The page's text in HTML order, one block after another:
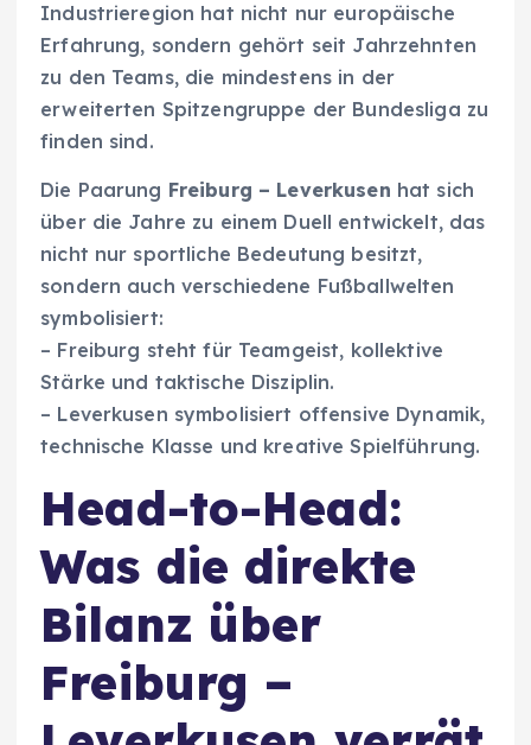
Industrieregion hat nicht nur europäische
Erfahrung, sondern gehört seit Jahrzehnten
zu den Teams, die mindestens in der
erweiterten Spitzengruppe der Bundesliga zu
finden sind.
Die Paarung Freiburg – Leverkusen hat sich
über die Jahre zu einem Duell entwickelt, das
nicht nur sportliche Bedeutung besitzt,
sondern auch verschiedene Fußballwelten
symbolisiert:
– Freiburg steht für Teamgeist, kollektive
Stärke und taktische Disziplin.
– Leverkusen symbolisiert offensive Dynamik,
technische Klasse und kreative Spielführung.
Head-to-Head:
Was die direkte
Bilanz über
Freiburg –